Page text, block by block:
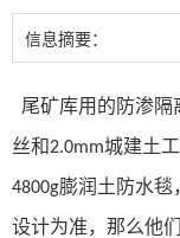
信息摘要：
尾矿库用的防渗隔
丝和2.0mm城建土工
4800g膨润土防水毯
设计为准，那么他